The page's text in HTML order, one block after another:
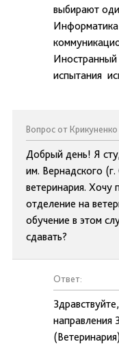
выбирают
Иностранный
испытания
Вопрос от
Добрый день! Я
им. Вернадского
ветеринария. Хочу
отделение на
обучение в этом
сдавать?
Ответ:
направления